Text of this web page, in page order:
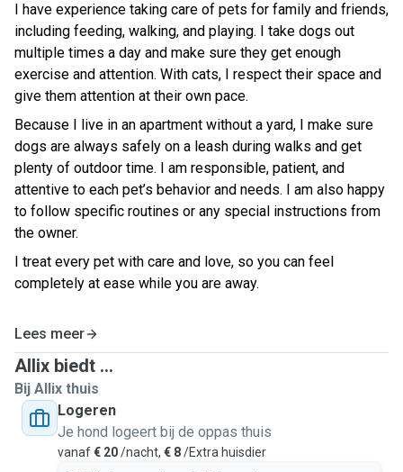
I have experience taking care of pets for family and friends,
including feeding, walking, and playing. I take dogs out
multiple times a day and make sure they get enough
exercise and attention. With cats, I respect their space and
give them attention at their own pace.
Because I live in an apartment without a yard, I make sure
dogs are always safely on a leash during walks and get
plenty of outdoor time. I am responsible, patient, and
attentive to each pet’s behavior and needs. I am also happy
to follow specific routines or any special instructions from
the owner.
I treat every pet with care and love, so you can feel
completely at ease while you are away.
Lees meer
Allix biedt ...
Bij Allix thuis
Logeren
Je hond logeert bij de oppas thuis
vanaf€ 20/nacht, € 8/Extra huisdier